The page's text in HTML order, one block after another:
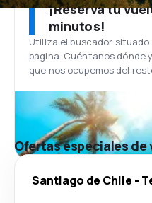
¡Reserva tu
minutos!
Utiliza el buscador
página. Cuéntanos dónde
que nos ocupemos del
Ofertas especiales de
Santiago de Chile -